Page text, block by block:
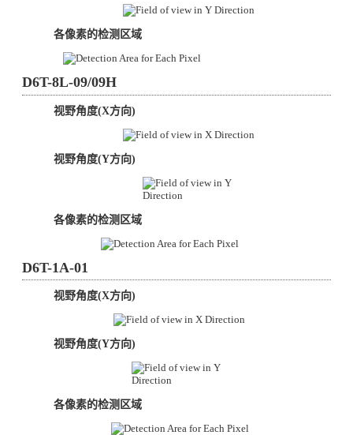
各像素的检测区域
D6T-8L-09/09H
视野角度(X方向)
视野角度(Y方向)
各像素的检测区域
D6T-1A-01
视野角度(X方向)
视野角度(Y方向)
各像素的检测区域